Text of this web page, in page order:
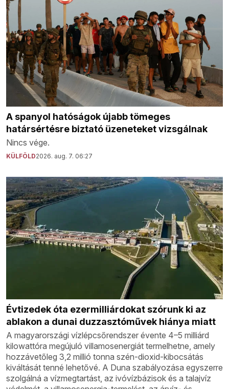
A spanyol hatóságok újabb tömeges
határsértésre biztató üzeneteket vizsgálnak
Nincs vége.
KÜLFÖLD2026. aug. 7. 06:27
Évtizedek óta ezermilliárdokat szórunk ki az
ablakon a dunai duzzasztóművek hiánya miatt
A magyarországi vízlépcsőrendszer évente 4–5 milliárd
kilowattóra megújuló villamosenergiát termelhetne, amely
hozzávetőleg 3,2 millió tonna szén-dioxid-kibocsátás
kiváltását tenné lehetővé. A Duna szabályozása egyszerre
szolgálná a vízmegtartást, az ivóvízbázisok és a talajvíz